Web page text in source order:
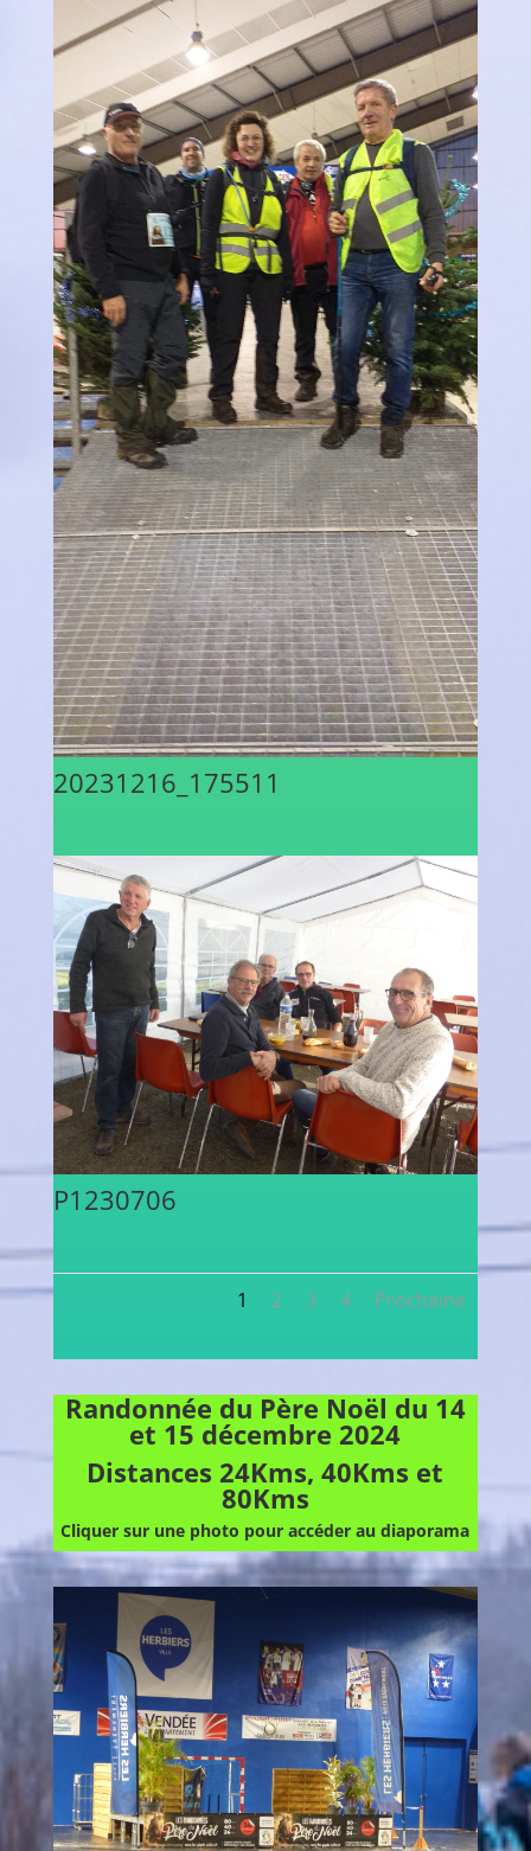
20231216_175511
P1230706
1 2 3 4 Prochaine
Randonnée du Père Noël du 14
et 15 décembre 2024
Distances 24Kms, 40Kms et
80Kms
Cliquer sur une photo pour accéder au diaporama